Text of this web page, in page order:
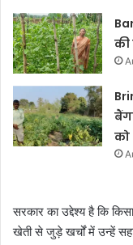
की
को
सरकार का उद्देश्य है कि
खेती से जुड़े खर्चों में उन्हें